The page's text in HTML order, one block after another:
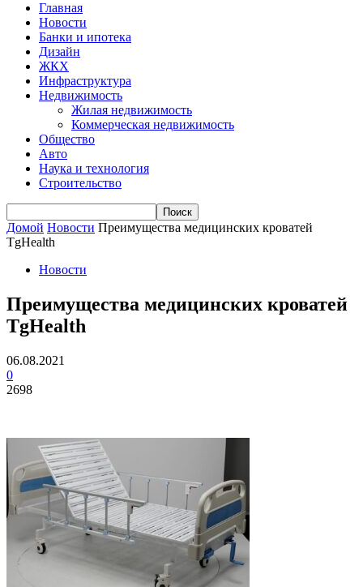
Главная
Новости
Банки и ипотека
Дизайн
ЖКХ
Инфраструктура
Недвижимость
Жилая недвижимость
Коммерческая недвижимость
Общество
Авто
Наука и технология
Строительство
Домой Новости Преимущества медицинских кроватей
TgHealth
Новости
Преимущества медицинских кроватей
TgHealth
06.08.2021
0
2698